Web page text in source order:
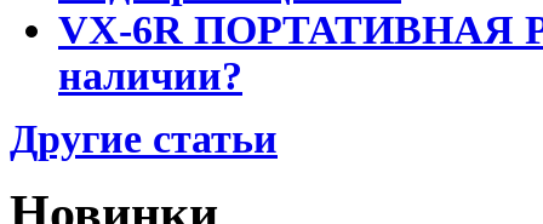
VX-6R ПОРТАТИВНАЯ
наличии?
Другие статьи
Новинки